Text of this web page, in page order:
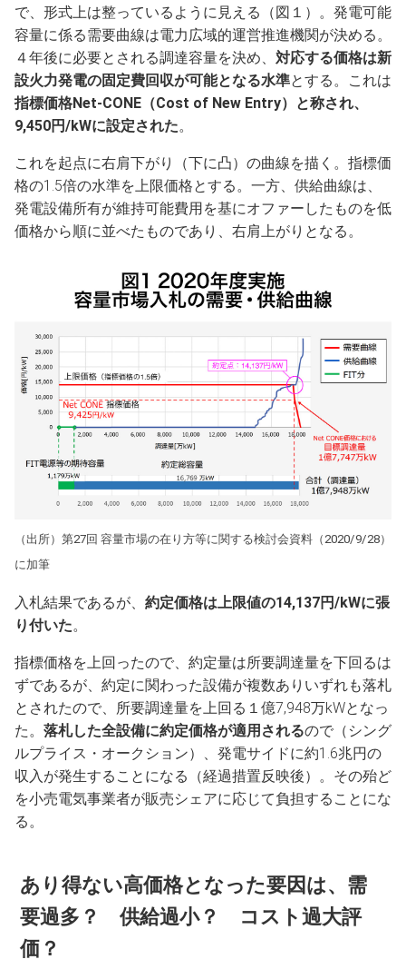
で、形式上は整っているように見える（図１）。発電可能
容量に係る需要曲線は電力広域的運営推進機関が決める。
４年後に必要とされる調達容量を決め、 対応する価格は新
設火力発電の固定費回収が可能となる水準とする。これは
指標価格Net-CONE（Cost of New Entry）と称され、
9,450円/kWに設定された。
これを起点に右肩下がり（下に凸）の曲線を描く。指標価
格の1.5倍の水準を上限価格とする。一方、供給曲線は、
発電設備所有が維持可能費用を基にオファーしたものを低
価格から順に並べたものであり、右肩上がりとなる。
（出所）第27回 容量市場の在り方等に関する検討会資料（2020/9/28）
に加筆
入札結果であるが、 約定価格は上限値の14,137円/kWに張
り付いた。
指標価格を上回ったので、約定量は所要調達量を下回るは
ずであるが、約定に関わった設備が複数ありいずれも落札
とされたので、所要調達量を上回る１億7,948万kWとなっ
た。 落札した全設備に約定価格が適用されるので（シング
ルプライス・オークション）、発電サイドに約1.6兆円の
収入が発生することになる（経過措置反映後）。その殆ど
を小売電気事業者が販売シェアに応じて負担することにな
る。
あり得ない高価格となった要因は、需
要過多？ 供給過小？ コスト過大評
価？